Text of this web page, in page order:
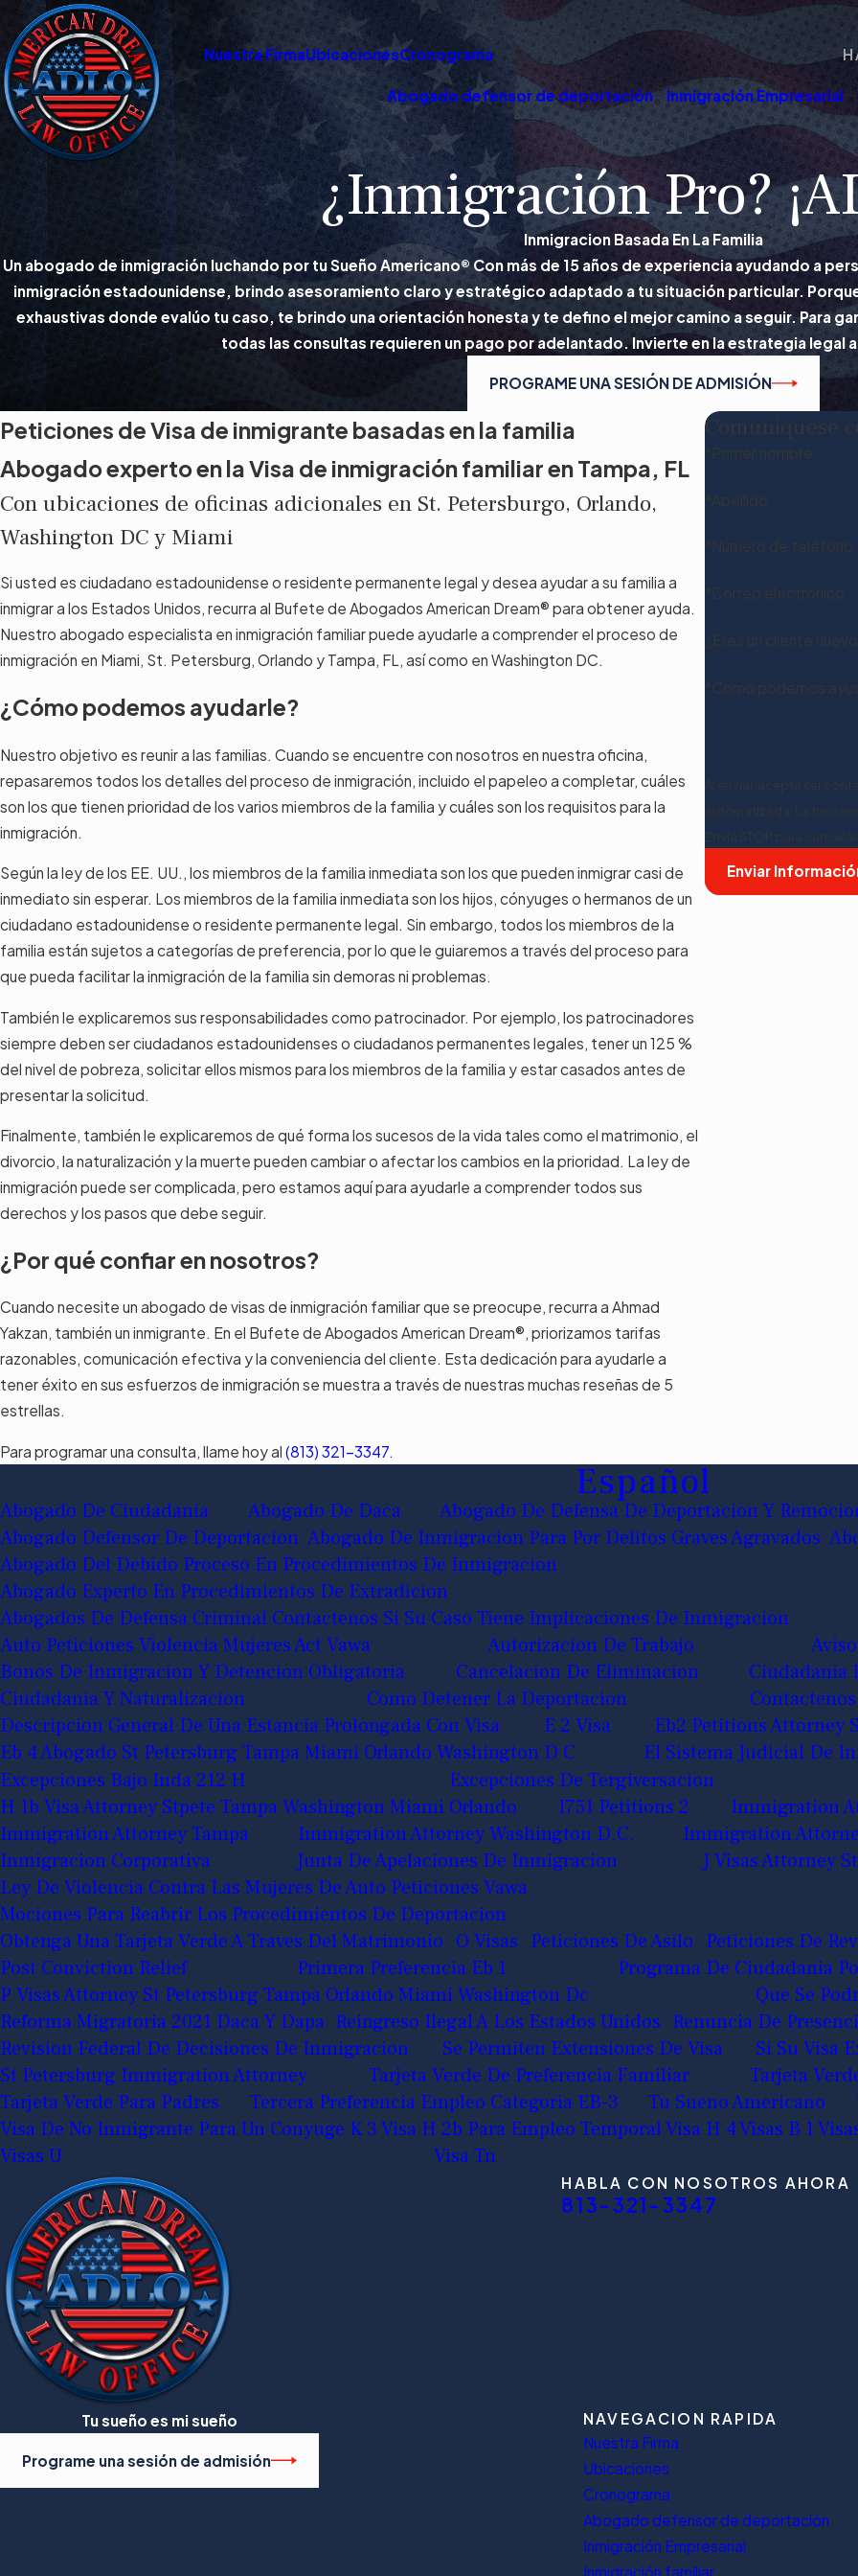
Nuestra FirmaUbicacionesCronograma
Abogado defensor de deportación Inmigración Empresarial
¿Inmigración Pro?
Inmigracion Basada En La Familia
Un abogado de inmigración luchando por tu Sueño Americano® Con más de 15 años de experiencia ayudando a
inmigración estadounidense, brindo asesoramiento claro y estratégico adaptado a tu situación particular.
exhaustivas donde evalúo tu caso, te brindo una orientación honesta y te defino el mejor camino a seguir. Para
todas las consultas requieren un pago por adelantado. Invierte en la estrategia legal
PROGRAME UNA SESIÓN DE ADMISIÓN
Peticiones de Visa de inmigrante basadas en la familia
Abogado experto en la Visa de inmigración familiar en Tampa, FL
Con ubicaciones de oficinas adicionales en St. Petersburgo, Orlando,
Washington DC y Miami
Si usted es ciudadano estadounidense o residente permanente legal y desea ayudar a su familia a
inmigrar a los Estados Unidos, recurra al Bufete de Abogados American Dream® para obtener ayuda.
Nuestro abogado especialista en inmigración familiar puede ayudarle a comprender el proceso de
inmigración en Miami, St. Petersburg, Orlando y Tampa, FL, así como en Washington DC.
¿Cómo podemos ayudarle?
Nuestro objetivo es reunir a las familias. Cuando se encuentre con nosotros en nuestra oficina,
repasaremos todos los detalles del proceso de inmigración, incluido el papeleo a completar, cuáles
son los que tienen prioridad de los varios miembros de la familia y cuáles son los requisitos para la
inmigración.
Según la ley de los EE. UU., los miembros de la familia inmediata son los que pueden inmigrar casi de
inmediato sin esperar. Los miembros de la familia inmediata son los hijos, cónyuges o hermanos de un
ciudadano estadounidense o residente permanente legal. Sin embargo, todos los miembros de la
familia están sujetos a categorías de preferencia, por lo que le guiaremos a través del proceso para
que pueda facilitar la inmigración de la familia sin demoras ni problemas.
También le explicaremos sus responsabilidades como patrocinador. Por ejemplo, los patrocinadores
siempre deben ser ciudadanos estadounidenses o ciudadanos permanentes legales, tener un 125 %
del nivel de pobreza, solicitar ellos mismos para los miembros de la familia y estar casados ​​antes de
presentar la solicitud.
Finalmente, también le explicaremos de qué forma los sucesos de la vida tales como el matrimonio, el
divorcio, la naturalización y la muerte pueden cambiar o afectar los cambios en la prioridad. La ley de
inmigración puede ser complicada, pero estamos aquí para ayudarle a comprender todos sus
derechos y los pasos que debe seguir.
¿Por qué confiar en nosotros?
Cuando necesite un abogado de visas de inmigración familiar que se preocupe, recurra a Ahmad
Yakzan, también un inmigrante. En el Bufete de Abogados American Dream®, priorizamos tarifas
razonables, comunicación efectiva y la conveniencia del cliente. Esta dedicación para ayudarle a
tener éxito en sus esfuerzos de inmigración se muestra a través de nuestras muchas reseñas de 5
estrellas.
Para programar una consulta, llame hoy al (813) 321-3347.
Comuníquese
*Primer nombre
*Apellido
*Número de teléfono
*Correo electrónico
¿Eres un cliente
*Como podemos
Al enviar, acepta ser
automatizada. La
Envía STOP para
Enviar
Español
Abogado De Ciudadania Abogado De Daca
Abogado De Defensa De Deportacion Y
Abogado Defensor De Deportacion Abogado De Inmigracion Para Por Delitos Graves Agravados
Abogado Del Debido Proceso En Procedimientos De Inmigracion
Abogado Experto En Procedimientos De Extradicion
Abogados De Defensa Criminal Contactenos Si Su Caso Tiene Implicaciones De Inmigracion
Auto Peticiones Violencia Mujeres Act Vawa
Autorizacion De Trabajo
Bonos De Inmigracion Y Detencion Obligatoria
Cancelacion De Eliminacion
Ciudadania
Ciudadania Y Naturalizacion
Como Detener La Deportacion
Contactenos
Descripcion General De Una Estancia Prolongada Con Visa
E 2 Visa
Eb2 Petitions Attorney
Eb 4 Abogado St Petersburg Tampa Miami Orlando Washington D C
El Sistema Judicial De
Excepciones Bajo Inda 212 H
Excepciones De Tergiversacion
H 1b Visa Attorney Stpete Tampa Washington Miami Orlando
I751 Petitions 2
Immigration
Immigration Attorney Tampa
Immigration Attorney Washington D.C.
Immigration
Inmigracion Corporativa
Junta De Apelaciones De Inmigracion
J Visas Attorney
Ley De Violencia Contra Las Mujeres De Auto Peticiones Vawa
Mociones Para Reabrir Los Procedimientos De Deportacion
Obtenga Una Tarjeta Verde A Traves Del Matrimonio O Visas Peticiones De Asilo Peticiones De
Post Conviction Relief
Primera Preferencia Eb 1
Programa De Ciudadania
P Visas Attorney St Petersburg Tampa Orlando Miami Washington Dc
Que Se
Reforma Migratoria 2021 Daca Y Dapa Reingreso Ilegal A Los Estados Unidos Renuncia De
Revision Federal De Decisiones De Inmigracion
Se Permiten Extensiones De Visa
Si Su Visa
St Petersburg Immigration Attorney
Tarjeta Verde De Preferencia Familiar
Tarjeta
Tarjeta Verde Para Padres
Tercera Preferencia Empleo Categoria EB-3 Tu Sueno Americano
Visa De No Inmigrante Para Un Conyuge K 3Visa H 2b Para Empleo TemporalVisa H 4Visas B 1
Visas U
Visa Tn
HABLA CON NOSOTROS AHORA
813-321-3347
Tu sueño es mi sueño
Programe una sesión de admisión
NAVEGACION RAPIDA
Nuestra Firma
Ubicaciones
Cronograma
Abogado defensor de deportación
Inmigración Empresarial
Inmigración familiar